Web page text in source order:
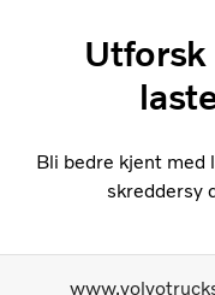
Utforsk
Bli bedre kjent med
skreddersy